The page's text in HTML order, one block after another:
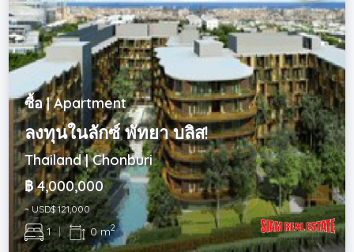
ซื้อ | Apartment
ลงทุนในลักซ์ พัทยา บลิส!
Thailand | Chonburi
฿ 4,000,000
~ USD$ 121,000
1 | 0 m2